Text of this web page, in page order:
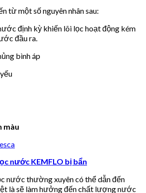
từ một số nguyên nhân sau:
định kỳ khiến lõi lọc hoạt động kém
đầu ra.
bình áp
màu
nước KEMFLO bị bẩn
nước thường xuyên có thể dẫn đến
là sẽ làm hưởng đến chất lượng nước